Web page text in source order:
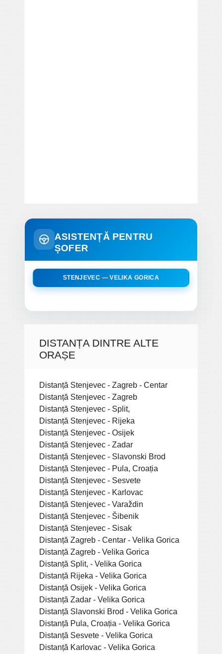
ASISTENȚĂ PENTRU
ȘOFER
STENJEVEC — VELIKA GORICA
DISTANȚA DINTRE ALTE
ORAȘE
Distanță Stenjevec - Zagreb - Centar
Distanță Stenjevec - Zagreb
Distanță Stenjevec - Split,
Distanță Stenjevec - Rijeka
Distanță Stenjevec - Osijek
Distanță Stenjevec - Zadar
Distanță Stenjevec - Slavonski Brod
Distanță Stenjevec - Pula, Croația
Distanță Stenjevec - Sesvete
Distanță Stenjevec - Karlovac
Distanță Stenjevec - Varaždin
Distanță Stenjevec - Šibenik
Distanță Stenjevec - Sisak
Distanță Zagreb - Centar - Velika Gorica
Distanță Zagreb - Velika Gorica
Distanță Split, - Velika Gorica
Distanță Rijeka - Velika Gorica
Distanță Osijek - Velika Gorica
Distanță Zadar - Velika Gorica
Distanță Slavonski Brod - Velika Gorica
Distanță Pula, Croația - Velika Gorica
Distanță Sesvete - Velika Gorica
Distanță Karlovac - Velika Gorica